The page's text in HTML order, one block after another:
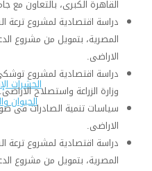
الحشرات
الحيوان
القاهرة الكبرى، بالتعاون مع
دراسة اقتصادية لمشروع ترعة
المصرية، بتمويل من مشروع
الاراضى.
دراسة اقتصادية لمشروع
وزارة الزراعة واستصلاح الاراضى.
سياسات تنمية الصادرات فى
الاراضى.
دراسة اقتصادية لمشروع ترعة
المصرية، بتمويل من مشروع